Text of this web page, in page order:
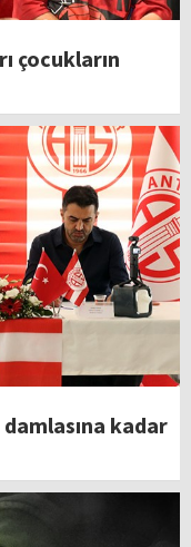
çocukların
damlasına kadar